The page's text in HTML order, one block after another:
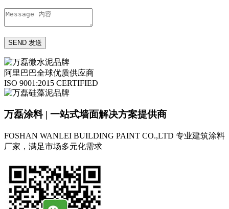
阿里巴巴全球优质供应商
ISO 9001:2015 CERTIFIED
万磊涂料 | 一站式墙面解决方案提供商
FOSHAN WANLEI BUILDING PAINT CO.,LTD 专业建筑涂料
厂家，满足市场多元化需求